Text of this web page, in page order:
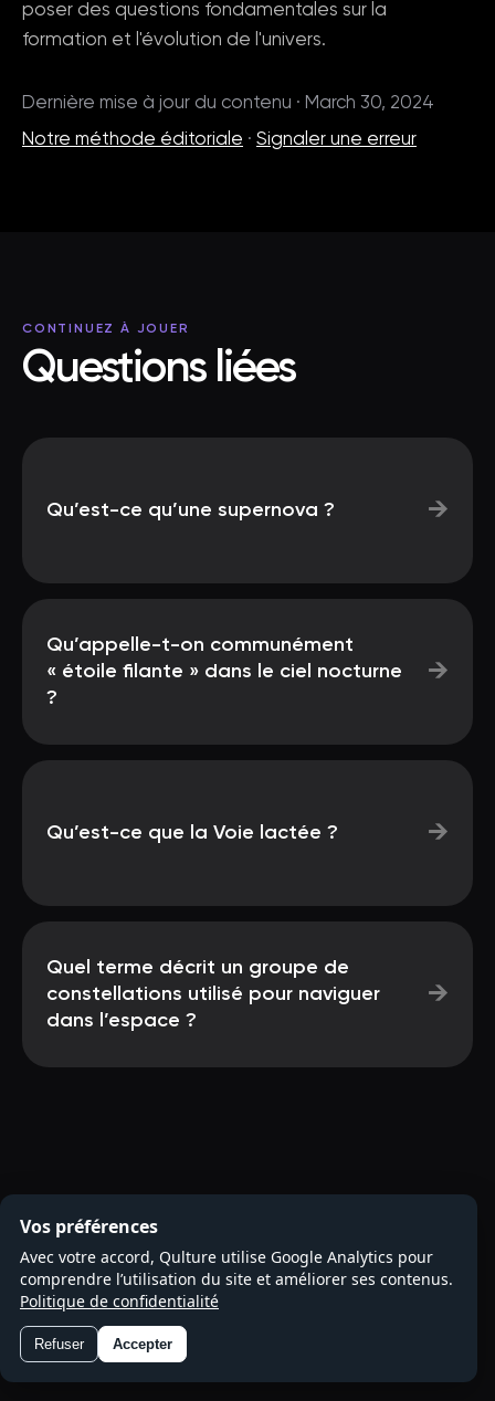
poser des questions fondamentales sur la
formation et l'évolution de l'univers.
Dernière mise à jour du contenu · March 30, 2024
Notre méthode éditoriale · Signaler une erreur
CONTINUEZ À JOUER
Questions liées
Qu’est-ce qu’une supernova ? →
Qu’appelle-t-on communément
« étoile filante » dans le ciel nocturne
?
→
Qu’est-ce que la Voie lactée ? →
Quel terme décrit un groupe de
constellations utilisé pour naviguer
dans l’espace ?
→
Vos préférences
Avec votre accord, Qulture utilise Google Analytics pour
comprendre l’utilisation du site et améliorer ses contenus.
Politique de confidentialité
Refuser Accepter